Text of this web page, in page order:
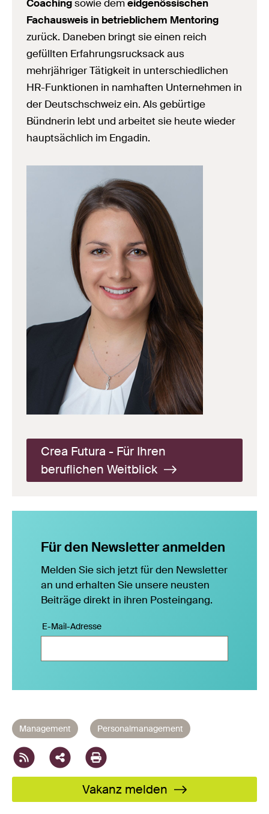
Coachingsowie demeidgenössischen
Fachausweis in betrieblichem Mentoring
zurück. Daneben bringt sie einen reich
gefüllten Erfahrungsrucksack aus
mehrjähriger Tätigkeit in unterschiedlichen
HR-Funktionen in namhaften Unternehmen in
der Deutschschweiz ein. Als gebürtige
Bündnerin lebt und arbeitet sie heute wieder
hauptsächlich im Engadin.
Crea Futura - Für Ihren
beruflichen Weitblick
Für den Newsletter anmelden
Melden Sie sich jetzt für den Newsletter
an und erhalten Sie unsere neusten
Beiträge direkt in ihren Posteingang.
E-Mail-Adresse
Management Personalmanagement
Vakanz melden